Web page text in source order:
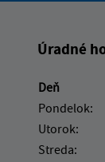
Úradné
Deň
Pondelok:
Utorok:
Streda: